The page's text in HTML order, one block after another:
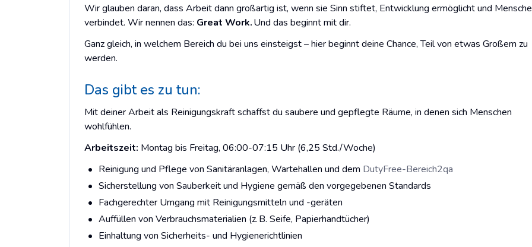
Wir glauben daran, dass Arbeit dann großartig ist, wenn sie Sinn stiftet, Entwicklung ermöglicht und
verbindet. Wir nennen das: Great Work.Und das beginnt mit dir.
Ganz gleich, in welchem Bereich du bei uns einsteigst – hier beginnt deine Chance, Teil von etwas Großem zu
werden.
Das gibt es zu tun:
Mit deiner Arbeit als Reinigungskraft schaffst du saubere und gepflegte Räume, in denen sich Menschen
wohlfühlen.
Arbeitszeit: Montag bis Freitag, 06:00-07:15 Uhr (6,25 Std./Woche)
Reinigung und Pflege von Sanitäranlagen, Wartehallen und dem DutyFree-Bereich2qa
Sicherstellung von Sauberkeit und Hygiene gemäß den vorgegebenen Standards
Fachgerechter Umgang mit Reinigungsmitteln und -geräten
Auffüllen von Verbrauchsmaterialien (z. B. Seife, Papierhandtücher)
Einhaltung von Sicherheits- und Hygienerichtlinien